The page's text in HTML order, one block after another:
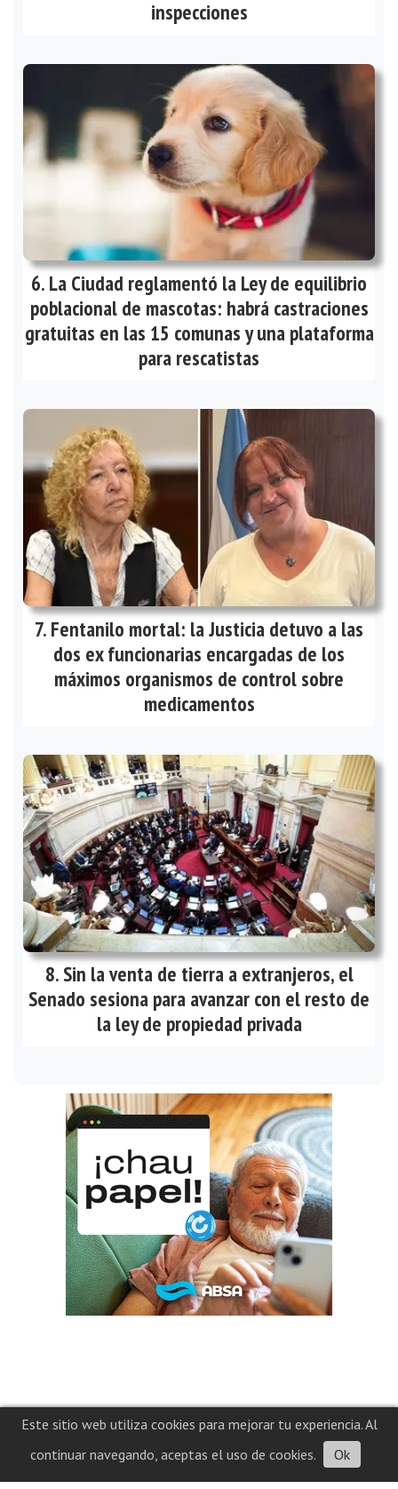
inspecciones
La Ciudad reglamentó la Ley de equilibrio
poblacional de mascotas: habrá castraciones
gratuitas en las 15 comunas y una plataforma
para rescatistas
Fentanilo mortal: la Justicia detuvo a las
dos ex funcionarias encargadas de los
máximos organismos de control sobre
medicamentos
Sin la venta de tierra a extranjeros, el
Senado sesiona para avanzar con el resto de
la ley de propiedad privada
Este sitio web utiliza cookies para mejorar tu experiencia. Al
continuar navegando, aceptas el uso de cookies.
Ok